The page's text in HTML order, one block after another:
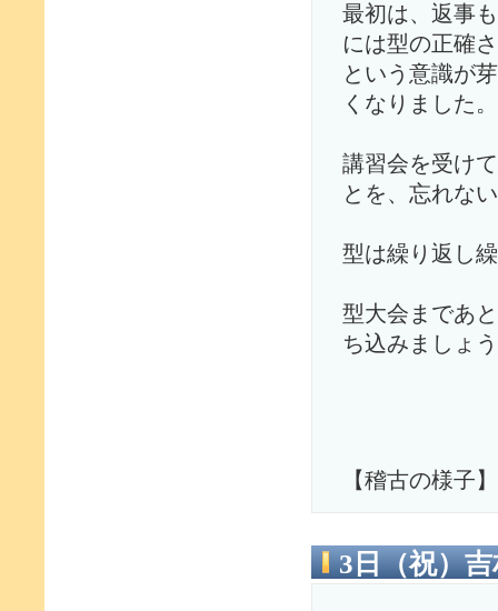
最初は、返事
には型の正確
という意識が
くなりました。
講習会を受け
とを、忘れな
型は繰り返し
型大会まであ
ち込みましょ
【稽古の様子】
3日（祝）